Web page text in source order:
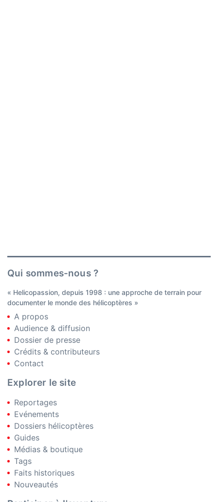
Qui sommes-nous ?
« Helicopassion, depuis 1998 : une approche de terrain pour
documenter le monde des hélicoptères »
A propos
Audience & diffusion
Dossier de presse
Crédits & contributeurs
Contact
Explorer le site
Reportages
Evénements
Dossiers hélicoptères
Guides
Médias & boutique
Tags
Faits historiques
Nouveautés